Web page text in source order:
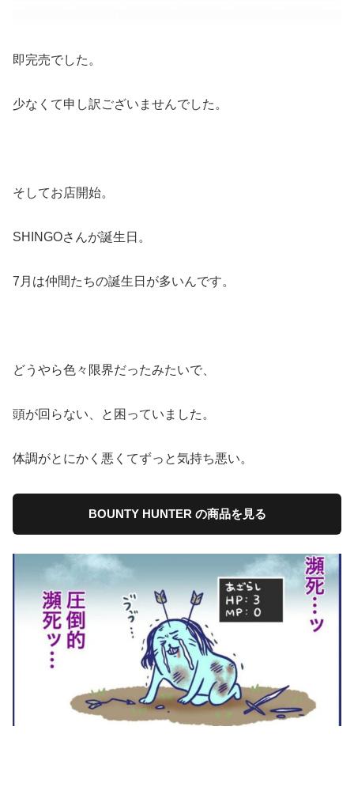
即完売でした。
少なくて申し訳ございませんでした。
そしてお店開始。
SHINGOさんが誕生日。
7月は仲間たちの誕生日が多いんです。
どうやら色々限界だったみたいで、
頭が回らない、と困っていました。
体調がとにかく悪くてずっと気持ち悪い。
BOUNTY HUNTER の商品を見る